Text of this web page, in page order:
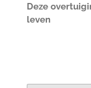
Deze
leven